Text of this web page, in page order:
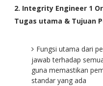
2. Integrity Engineer 1
Tugas utama & Tujuan
Fungsi utama dari
jawab terhadap
guna memastikan
standar yang ada